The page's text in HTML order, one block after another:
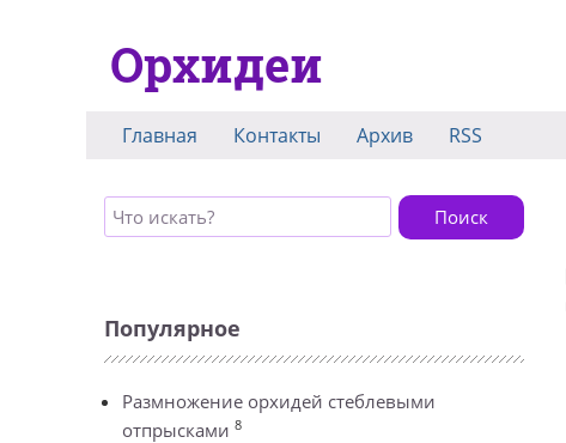
Орхидеи
Главная Контакты Архив RSS
Поиск
Популярное
Размножение орхидей стеблевыми
отпрысками 8